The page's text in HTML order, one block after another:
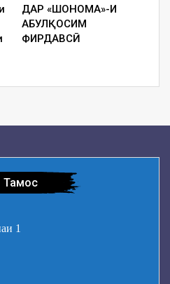
ДАР «ШОҲНОМА»-И
АБУЛҚОСИМ
ФИРДАВСӢ
Тамос
1